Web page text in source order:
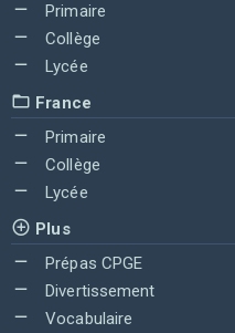
Primaire
Collège
Lycée
France
Primaire
Collège
Lycée
Plus
Prépas CPGE
Divertissement
Vocabulaire